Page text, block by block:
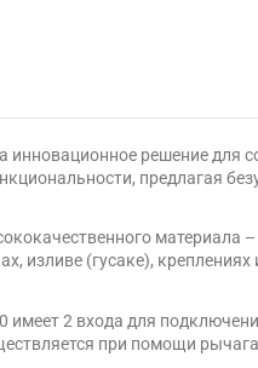
решение
предлагая
изливе (гусаке),
2 входа для
при помощи